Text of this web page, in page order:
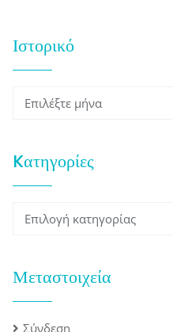
Ιστορικό
Ιστορικό
Kατηγορίες
Kατηγορίες
Μεταστοιχεία
Σύνδεση